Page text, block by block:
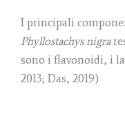
I principali
Phyllostachys nigra
sono i flavonoidi, i
2013; Das, 2019)